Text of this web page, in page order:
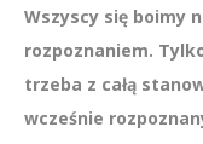
Wszyscy się boimy
rozpoznaniem.
trzeba z całą
wcześnie